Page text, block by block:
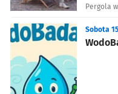
Pergola
Sobota